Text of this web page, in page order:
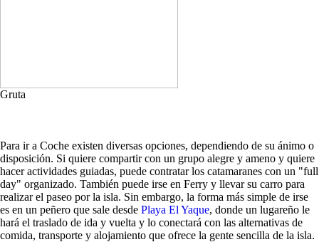
Gruta
Para ir a Coche existen diversas opciones, dependiendo de su ánimo o
disposición. Si quiere compartir con un grupo alegre y ameno y quiere
hacer actividades guiadas, puede contratar los catamaranes con un "full
day" organizado. También puede irse en Ferry y llevar su carro para
realizar el paseo por la isla. Sin embargo, la forma más simple de irse
es en un peñero que sale desde Playa El Yaque, donde un lugareño le
hará el traslado de ida y vuelta y lo conectará con las alternativas de
comida, transporte y alojamiento que ofrece la gente sencilla de la isla.